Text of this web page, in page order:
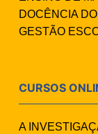
DOCÊNCIA
GESTÃO
CURSOS
A